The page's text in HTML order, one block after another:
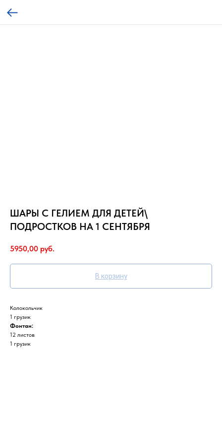
ШАРЫ С ГЕЛИЕМ ДЛЯ ДЕТЕЙ\
ПОДРОСТКОВ НА 1 СЕНТЯБРЯ
5950,00 руб.
В корзину
Колокольчик
1 грузик
Фонтан:
12 листов
1 грузик